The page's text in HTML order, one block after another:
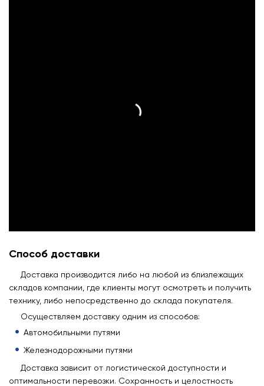
Способ доставки
Доставка производится либо на любой из близлежащих
складов компании, где клиенты могут осмотреть и получить
технику, либо непосредственно до склада покупателя.
Осуществляем доставку одним из способов:
Автомобильными путями
Железнодорожными путями
Доставка зависит от логистической доступности и
оптимальности перевозки. Сохранность и целостность